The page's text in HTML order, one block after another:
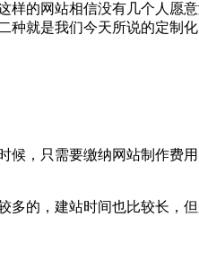
的网站相信没有几个人
就是我们今天所说的定制化
，只需要缴纳网站制作
的，建站时间也比较长